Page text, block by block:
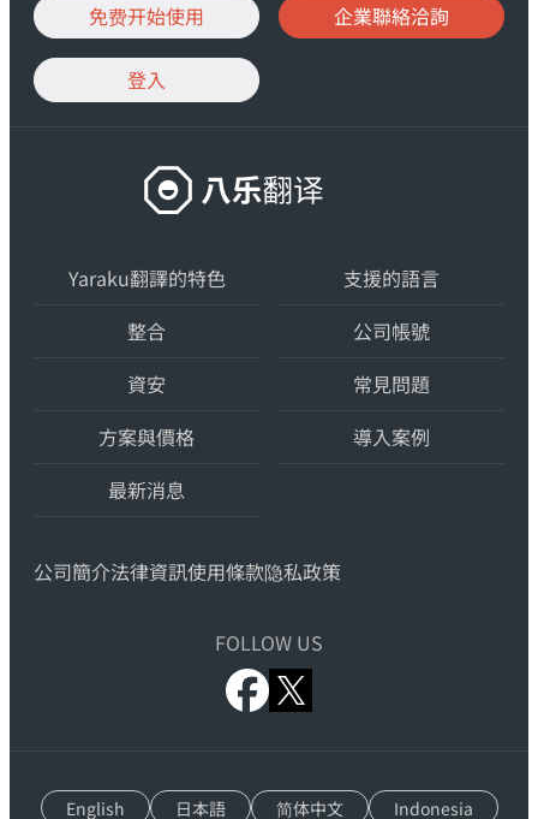
免费开始使用 企業聯絡洽詢
登入
搭
載
成
式
AI
的
「Yaraku
Translate」
Yaraku翻譯的特色
支援的語言
整合
公司帳號
資安
常見問題
方案與價格
導入案例
最新消息
公司簡介法律資訊使用條款隐私政策
FOLLOW US
x.com
English 日本語 简体中文 Indonesia